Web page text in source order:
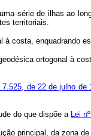
série de ilhas ao
territoriais.
costa, enquadrando
ortogonal à
de 22 de julho de
do que dispõe a Lei
principal, da zona